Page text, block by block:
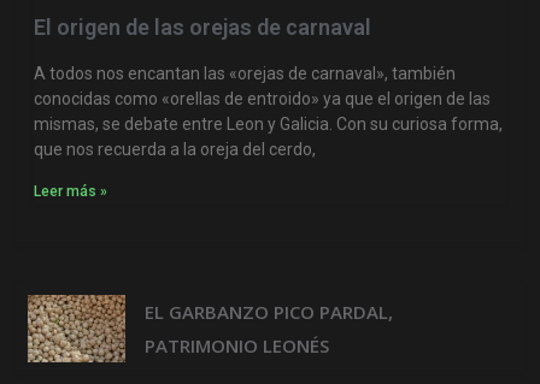
El origen de las orejas de carnaval
A todos nos encantan las «orejas de carnaval», también
conocidas como «orellas de entroido» ya que el origen de las
mismas, se debate entre Leon y Galicia. Con su curiosa forma,
que nos recuerda a la oreja del cerdo,
Leer más »
EL GARBANZO PICO PARDAL,
PATRIMONIO LEONÉS